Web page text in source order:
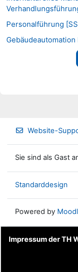
Personalführung
Gebäudeautomation
Website-
Sie sind als Gast
Standarddesign
Powered by
Impressum der TH